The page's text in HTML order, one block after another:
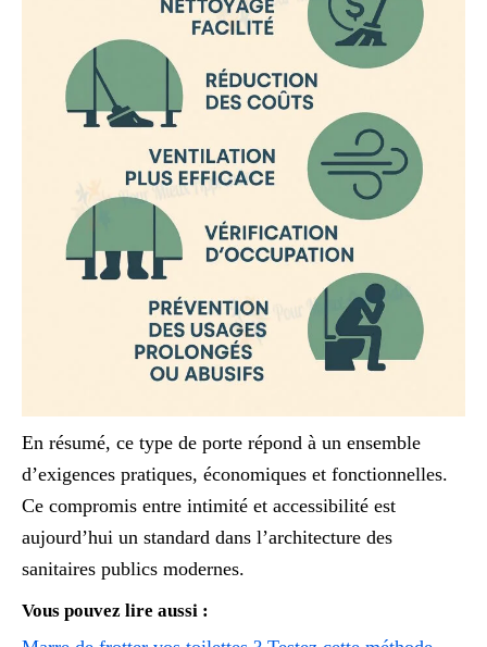
En résumé, ce type de porte répond à un ensemble
d’exigences pratiques, économiques et fonctionnelles.
Ce compromis entre intimité et accessibilité est
aujourd’hui un standard dans l’architecture des
sanitaires publics modernes.
Vous pouvez lire aussi :